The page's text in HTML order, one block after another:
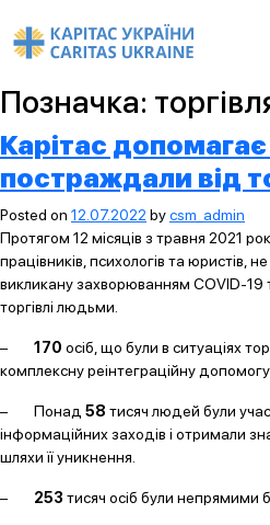
Позначка:
Карітас
постраждали від
Posted on 12.07.2022 bycsm_admin
Протягом 12 місяців з травня 2021
працівників, психологів та юристів,
викликану захворюванням COVID-19
торгівлі людьми.
– 170 осіб, що були в ситуаціях
комплексну реінтеграційну допомогу
– Понад 58 тисяч людей були
інформаційних заходів і отримали
шляхи її уникнення.
– 253 тисяч осіб були непрямими